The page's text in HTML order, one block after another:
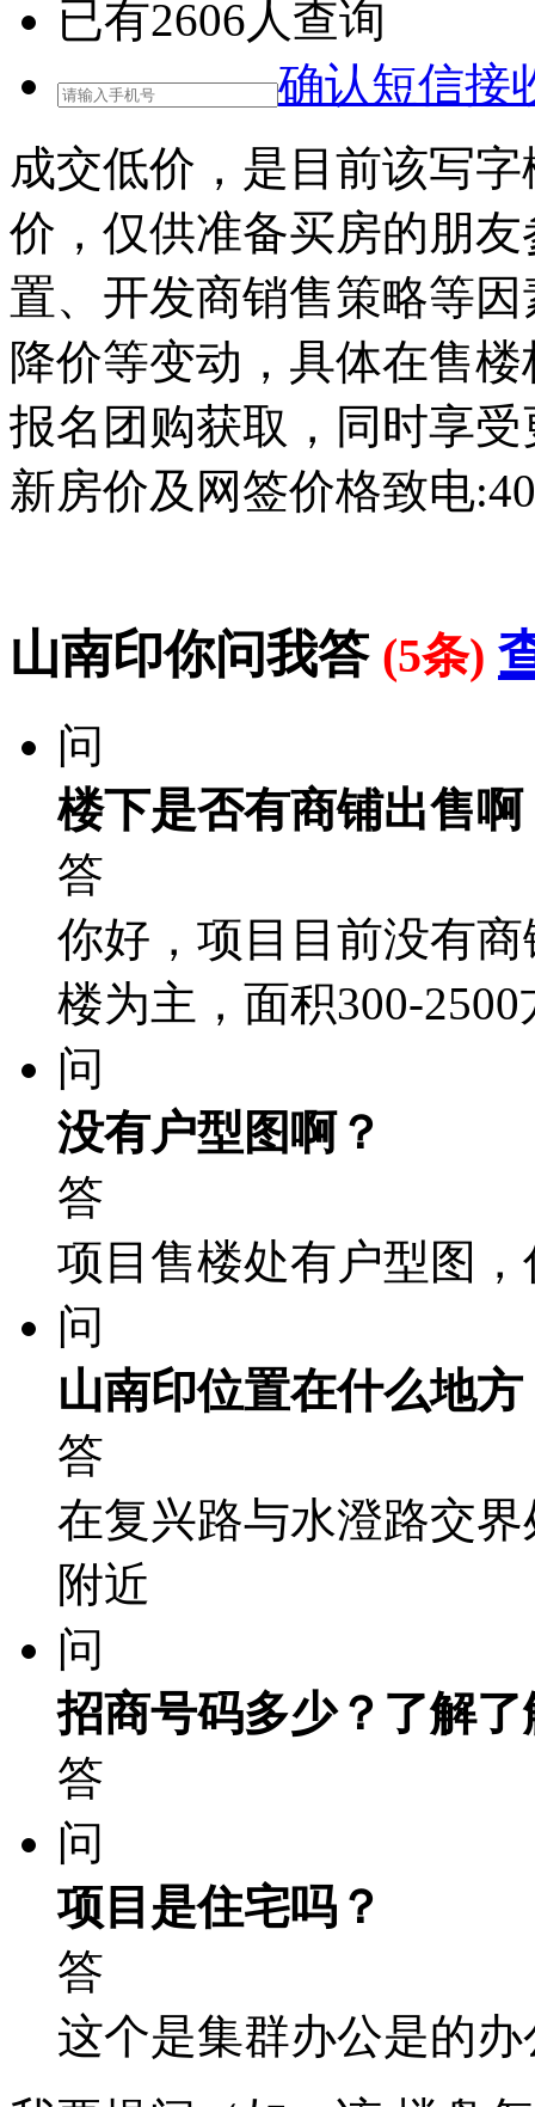
已有2606人查询
确认短信接
成交低价，是目前该写
价，仅供准备买房的朋
置、开发商销售策略等
降价等变动，具体在售
报名团购获取，同时享
新房价及网签价格致电
山南印你问我答 (5条)
问
楼下是否有商铺出售啊
答
你好，项目目前没有
楼为主，面积300-2500
问
没有户型图啊？
答
项目售楼处有户型图
问
山南印位置在什么地
答
在复兴路与水澄路交
附近
问
招商号码多少？了解
答
问
项目是住宅吗？
答
这个是集群办公是的